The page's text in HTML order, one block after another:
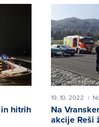
hitrih
19. 10. 2022 |
Na
akcije Reši